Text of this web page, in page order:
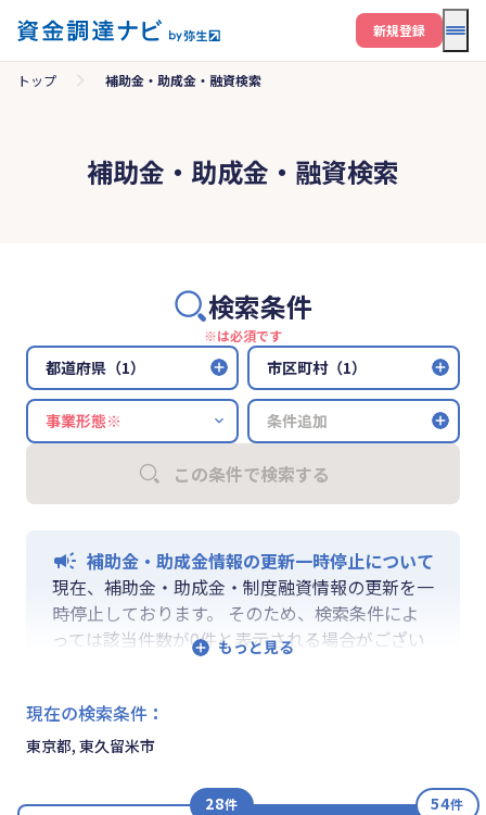
メ
新規登録
トップ 補助金・助成金・融資検索
補助金・助成金・融資検索
検索条件
※は必須です
都道府県（1） 市区町村（1）
条件追加
この条件で検索する
補助金・助成金情報の更新一時停止について
現在、補助金・助成金・制度融資情報の更新を一
時停止しております。 そのため、検索条件によ
っては該当件数が0件と表示される場合がござい
ます。 ご迷惑をおかけしますが、更新再開まで
なお、融資情報、ならびに「学ぶ」「作る」「相
談する」の各機能は通常通りご利用いただけま
現在の検索条件 ：
東京都, 東久留米市
28件 54件